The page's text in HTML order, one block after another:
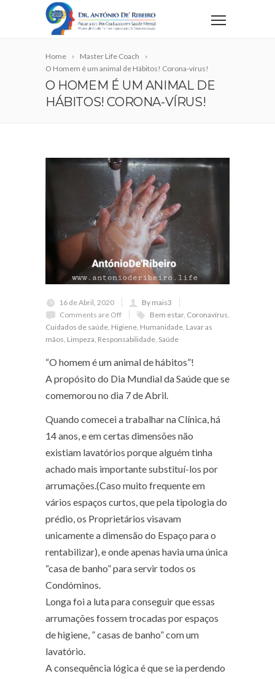
Home
Master Life Coach
O Homem é um animal de Hábitos! Corona-vírus!
O HOMEM É UM ANIMAL DE
HÁBITOS! CORONA-VÍRUS!
16 de Abril, 2020
By mais3
Comments are Off
Bem estar, Coronavírus
Cuidados de saúde Higiene Humanidade Lavar as
mãos Limpeza Responsabilidade Saúde
“O homem é um animal de hábitos”!
A propósito do Dia Mundial da Saúde que se
comemorou no dia 7 de Abril.
Quando comecei a trabalhar na Clínica, há
14 anos, e em certas dimensões não
existiam lavatórios porque alguém tinha
achado mais importante substituí-los por
arrumações.(Caso muito frequente em
vários espaços curtos, que pela tipologia do
prédio, os Proprietários visavam
unicamente a dimensão do Espaço para o
rentabilizar), e onde apenas havia uma única
“casa de banho” para servir todos os
Condóminos.
Longa foi a luta para conseguir que essas
arrumações fossem trocadas por espaços
de higiene, ” casas de banho” com um
lavatório.
A consequência lógica é que se ia perdendo